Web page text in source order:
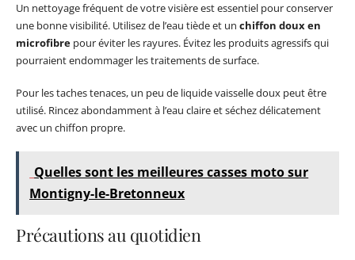
Un nettoyage fréquent de votre visière est essentiel pour conserver
une bonne visibilité. Utilisez de l’eau tiède et un chiffon doux en
microfibre pour éviter les rayures. Évitez les produits agressifs qui
pourraient endommager les traitements de surface.
Pour les taches tenaces, un peu de liquide vaisselle doux peut être
utilisé. Rincez abondamment à l’eau claire et séchez délicatement
avec un chiffon propre.
Quelles sont les meilleures casses moto sur
Montigny-le-Bretonneux
Précautions au quotidien